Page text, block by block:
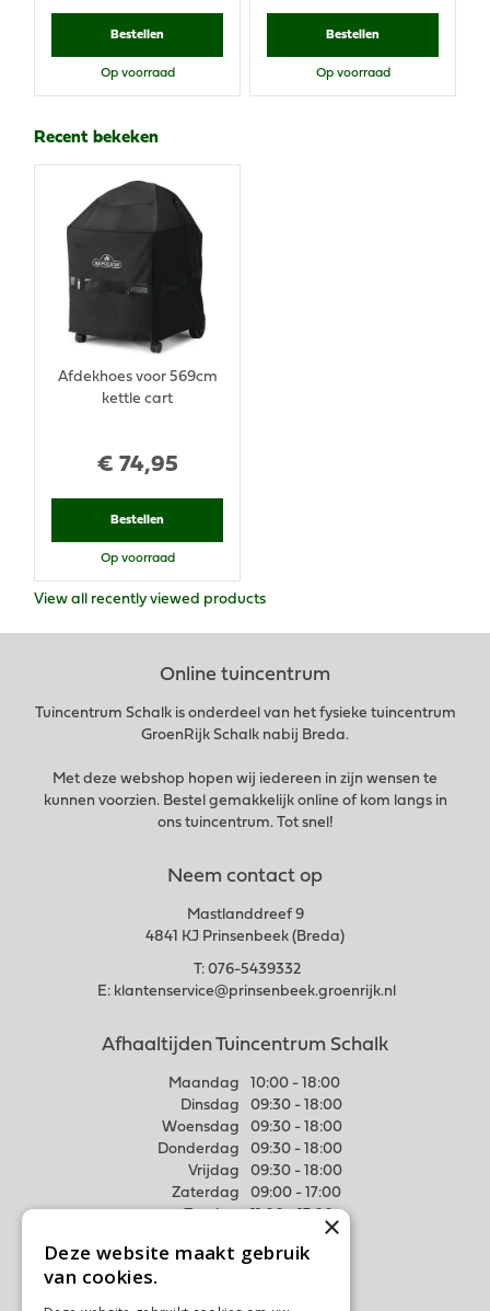
Bestellen
Op voorraad
Bestellen
Op voorraad
Recent bekeken
€ 74,95
Afdekhoes voor 569cm
kettle cart
Bestellen
Op voorraad
View all recently viewed products
Online tuincentrum
Tuincentrum Schalk is onderdeel van het fysieke tuincentrum
GroenRijk Schalk nabij Breda.
Met deze webshop hopen wij iedereen in zijn wensen te
kunnen voorzien. Bestel gemakkelijk online of kom langs in
ons tuincentrum. Tot snel!
Neem contact op
Mastlanddreef 9
4841 KJ Prinsenbeek (Breda)
T: 076-5439332
E: klantenservice@prinsenbeek.groenrijk.nl
Afhaaltijden Tuincentrum Schalk
Maandag
10:00 - 18:00
Dinsdag
09:30 - 18:00
Woensdag
09:30 - 18:00
Donderdag
09:30 - 18:00
Vrijdag
09:30 - 18:00
Zaterdag
09:00 - 17:00
Meer weten
Algemene voorwaarden
×
Deze website maakt gebruik
van cookies.